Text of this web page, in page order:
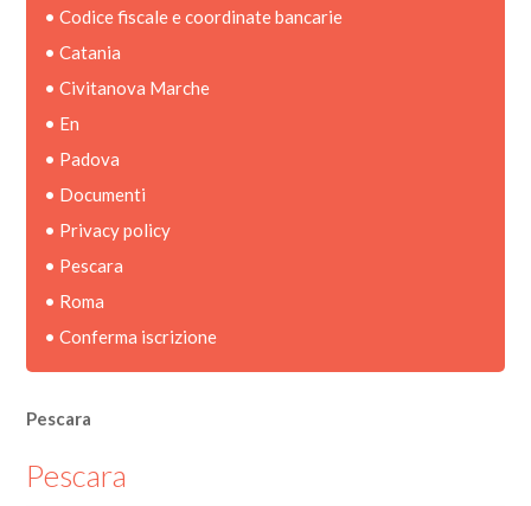
•Codice fiscale e coordinate bancarie
•Catania
•Civitanova Marche
• En
• Padova
• Documenti
• Privacy policy
• Pescara
• Roma
•Conferma iscrizione
Pescara
Pescara